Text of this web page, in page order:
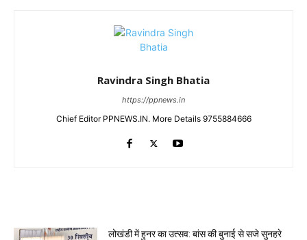
Ravindra Singh Bhatia
https://ppnews.in
Chief Editor PPNEWS.IN. More Details 9755884666
लोखंडी में हुनर का उत्सव: बांस की बुनाई से सजे सुनहरे